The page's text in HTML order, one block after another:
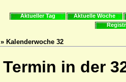
Aktueller Tag Aktuelle Woche
» Kalenderwoche 32
Termin in der